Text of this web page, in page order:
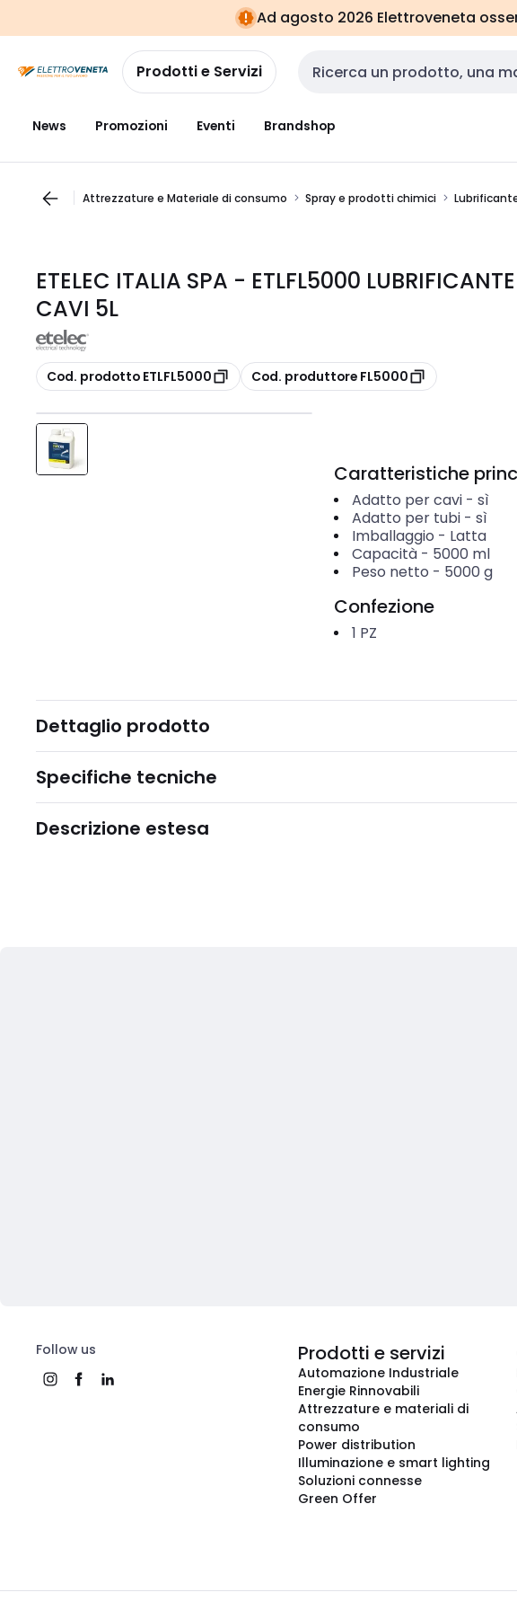
navigazionealla
pagina
Ad agosto 2026 Elettroveneta
Prodotti e Servizi Cerca input
News Promozioni Eventi Brandshop
Attrezzature e Materiale di consumo Spray e prodotti chimici
ETELEC ITALIA SPA - ETLFL5000
CAVI 5L
copia
Cod. prodotto ETLFL5000 copia
Cod. produttore FL5000
Caratteristiche
Adatto per cavi- sì
Adatto per tubi- sì
Imballaggio - Latta
Capacità- 5000 ml
Peso netto - 5000 g
Confezione
1 PZ
Dettaglio prodotto
Specifiche tecniche
Descrizione estesa
Follow us Prodotti e servizi
Automazione Industriale
Energie Rinnovabili
Attrezzature e materiali di
consumo
Power distribution
Illuminazione e smart lighting
Soluzioni connesse
Green Offer